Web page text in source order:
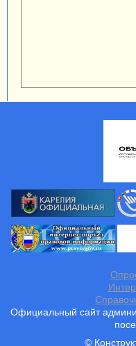
Официальный сайт
©